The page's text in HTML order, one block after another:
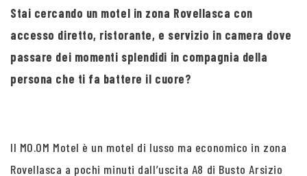
Stai cercando un motel in zona Rovellasca con
accesso diretto, ristorante, e servizio in camera dove
passare dei momenti splendidi in compagnia della
persona che ti fa battere il cuore?
Il MO.OM Motel è un motel di lusso ma economico in zona
Rovellasca a pochi minuti dall’uscita A8 di Busto Arsizio